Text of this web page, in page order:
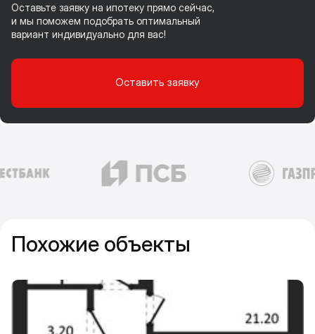
Оставьте заявку на ипотеку прямо сейчас,
и мы поможем подобрать оптимальный
вариант индивидуально для вас!
Оставить заявку
Похожие объекты